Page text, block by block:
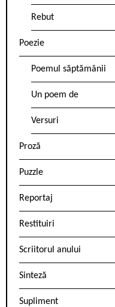
Rebut
Poezie
Poemul săptămânii
Un poem de
Versuri
Proză
Puzzle
Reportaj
Restituiri
Scriitorul anului
Sinteză
Supliment